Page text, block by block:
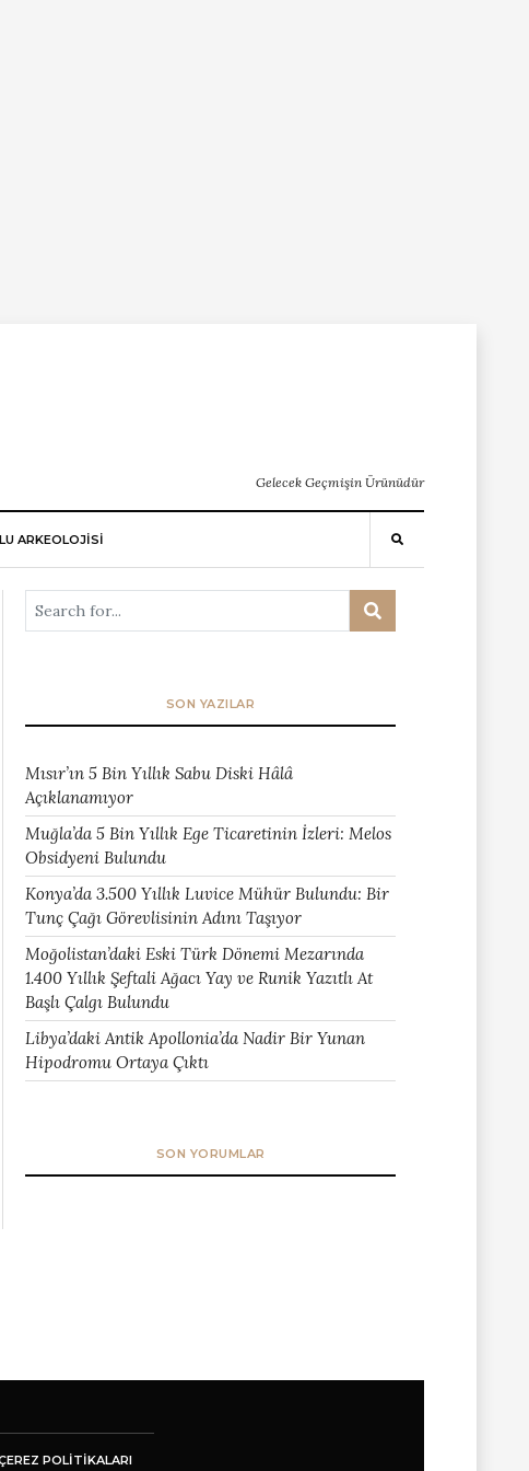
Gelecek Geçmişin Ürünüdür
ARKEOLOJİSİ
SON YAZILAR
Mısır’ın 5 Bin Yıllık Sabu Diski Hâlâ
Açıklanamıyor
Muğla’da 5 Bin Yıllık Ege Ticaretinin İzleri: Melos
Obsidyeni Bulundu
Konya’da 3.500 Yıllık Luvice Mühür Bulundu: Bir
Tunç Çağı Görevlisinin Adını Taşıyor
Moğolistan’daki Eski Türk Dönemi Mezarında
1.400 Yıllık Şeftali Ağacı Yay ve Runik Yazıtlı At
Başlı Çalgı Bulundu
Libya’daki Antik Apollonia’da Nadir Bir Yunan
Hipodromu Ortaya Çıktı
SON YORUMLAR
POLITIKALARI